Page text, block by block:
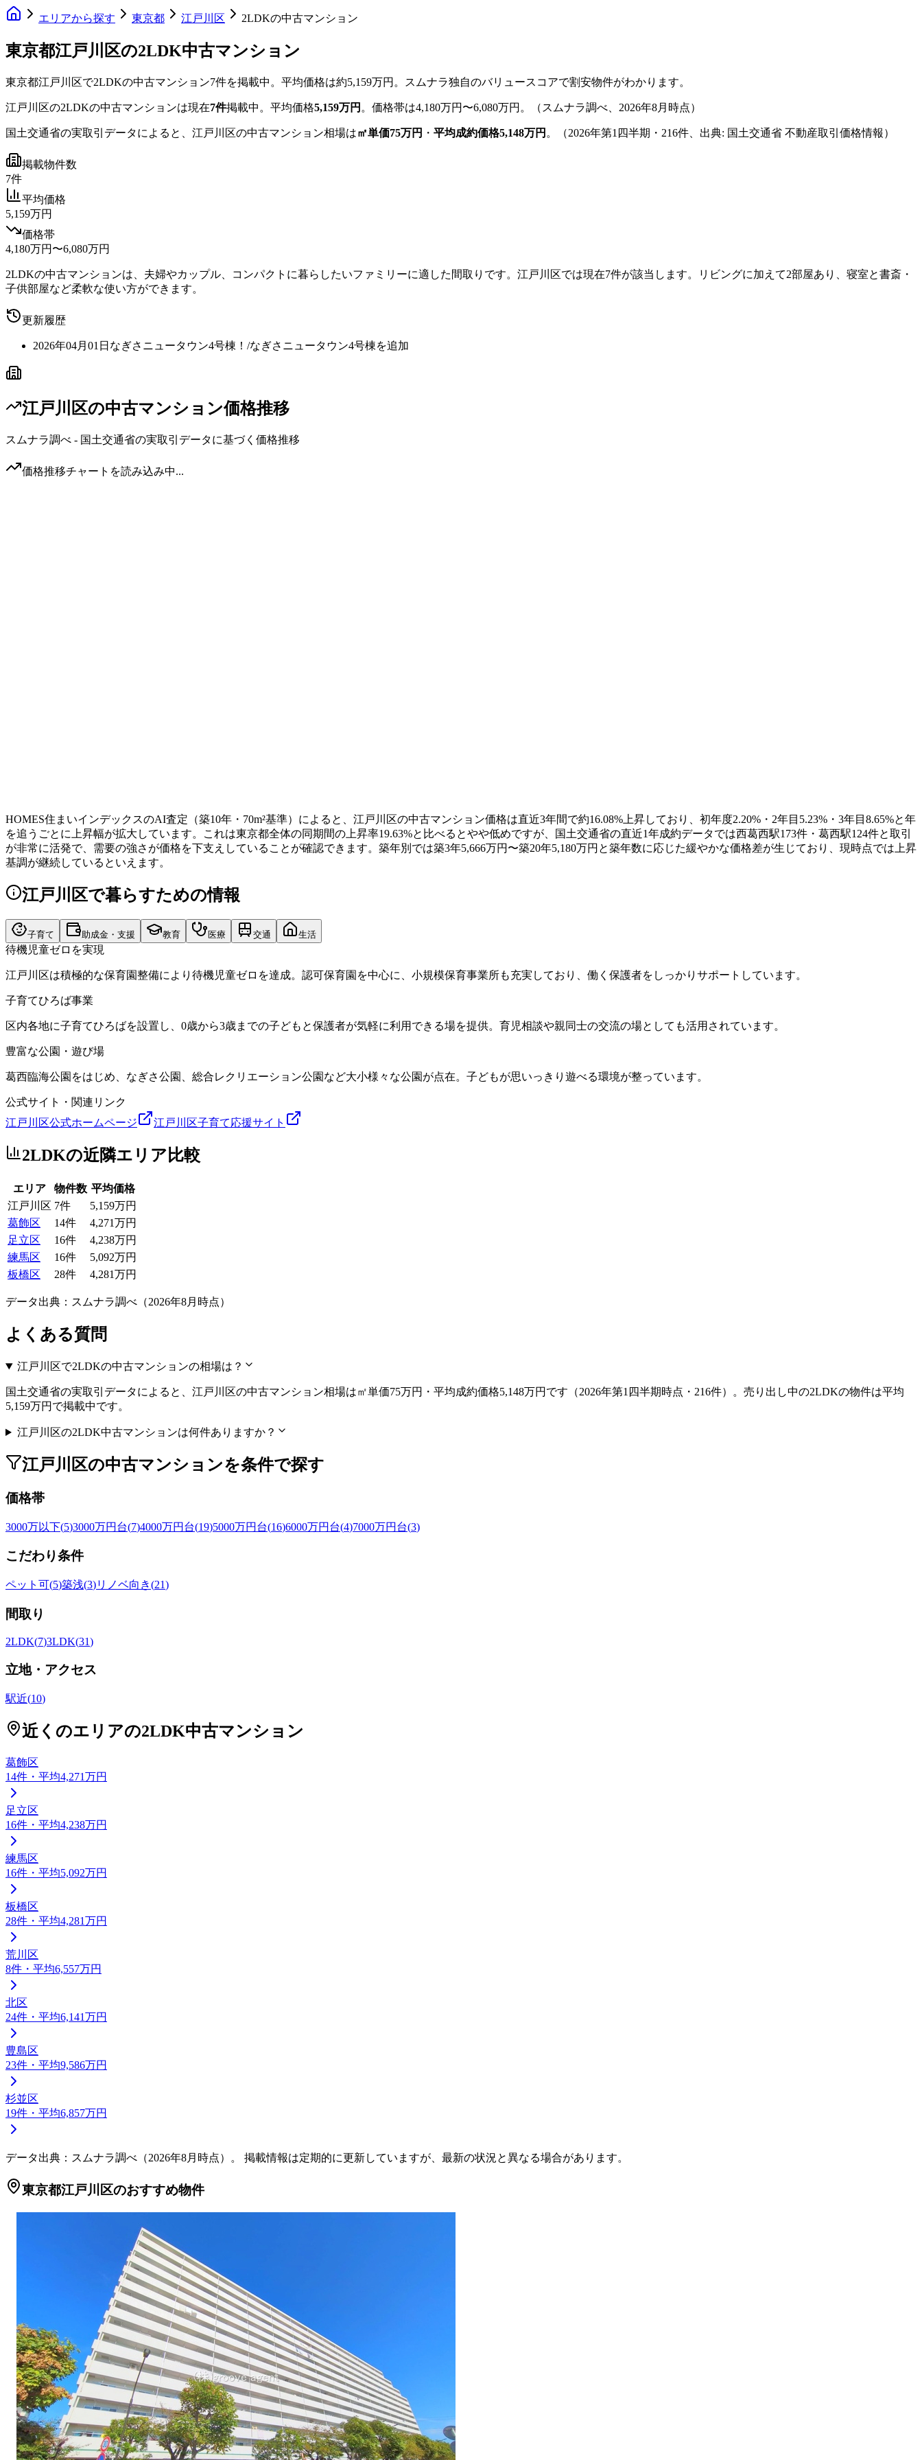
エリアから探す 東京都 江戸川区 2LDKの中古マンション
東京都江戸川区の2LDK中古マンション
東京都江戸川区で2LDKの中古マンション7件を掲載中。 平均価格は約5,159万円。 スムナラ独自のバリュースコアで割安物件がわかります。
江戸川区の2LDKの中古マンションは現在7件掲載中。 平均価格5,159万円 。 価格帯は4,180万円 〜6,080万円 。 （スムナラ調べ、 2026年8月 時点）
国土交通省の実取引データによると、 江戸川区の中古マンション相場は㎡単価75万円 ・ 平均成約価格5,148万円 。 （2026年第1四半期 ・ 216件、出典: 国土交通省 不動産取引価格情報）
掲載物件数
7件
平均価格
5,159万円
価格帯
4,180万円〜6,080万円
2LDKの中古マンションは、夫婦やカップル、コンパクトに暮らしたいファミリーに適した間取りです。江戸川区では現在7件が該当します。リビングに加えて2部屋あり、寝室と書斎・
子供部屋など柔軟な使い方ができます。
更新履歴
2026年04月01日 なぎさニュータウン4号棟！/なぎさニュータウン4号棟を追加
江戸川区の中古マンション価格推移
スムナラ調べ - 国土交通省の実取引データに基づく価格推移
価格推移チャートを読み込み中...
HOMES住まいインデックスのAI査定（築10年・70m²基準）によると、江戸川区の中古マンション価格は直近3年間で約16.08%上昇しており、初年度2.20%・2年目5.23%・3年目8.65%と年
を追うごとに上昇幅が拡大しています。これは東京都全体の同期間の上昇率19.63%と比べるとやや低めですが、国土交通省の直近1年成約データでは西葛西駅173件・葛西駅124件と取引
が非常に活発で、需要の強さが価格を下支えしていることが確認できます。築年別では築3年5,666万円〜築20年5,180万円と築年数に応じた緩やかな価格差が生じており、現時点では上昇
基調が継続しているといえます。
江戸川区で暮らすための情報
子育て 助成金・支援 教育 医療 交通 生活
待機児童ゼロを実現
江戸川区は積極的な保育園整備により待機児童ゼロを達成。認可保育園を中心に、小規模保育事業所も充実しており、働く保護者をしっかりサポートしています。
子育てひろば事業
区内各地に子育てひろばを設置し、0歳から3歳までの子どもと保護者が気軽に利用できる場を提供。育児相談や親同士の交流の場としても活用されています。
豊富な公園・遊び場
葛西臨海公園をはじめ、なぎさ公園、総合レクリエーション公園など大小様々な公園が点在。子どもが思いっきり遊べる環境が整っています。
公式サイト・関連リンク
江戸川区公式ホームページ
江戸川区子育て応援サイト
2LDKの近隣エリア比較
エリア 物件数 平均価格
江戸川区 7件
5,159万円
葛飾区
14件
4,271万円
足立区
16件
4,238万円
練馬区
16件
5,092万円
板橋区
28件 4,281万円
データ出典：スムナラ調べ（2026年8月時点）
よくある質問
江戸川区で2LDKの中古マンションの相場は？
国土交通省の実取引データによると、江戸川区の中古マンション相場は㎡単価75万円・平均成約価格5,148万円です（2026年第1四半期時点・216件）。売り出し中の2LDKの物件は平均
5,159万円で掲載中です。
江戸川区の2LDK中古マンションは何件ありますか？
江戸川区の中古マンションを条件で探す
価格帯
3000万以下(5)3000万円台(7)4000万円台(19)5000万円台(16)6000万円台(4)7000万円台(3)
こだわり条件
ペット可(5)築浅(3)リノベ向き(21)
間取り
2LDK(7)3LDK(31)
立地・アクセス
駅近(10)
近くのエリアの2LDK中古マンション
葛飾区
14件 ・平均4,271万円
足立区
16件 ・平均4,238万円
練馬区
16件 ・平均5,092万円
板橋区
28件 ・平均4,281万円
荒川区
8件 ・平均6,557万円
北区
24件 ・平均6,141万円
豊島区
23件 ・平均9,586万円
杉並区
19件 ・平均6,857万円
データ出典：スムナラ調べ（2026年8月時点）。 掲載情報は定期的に更新していますが、最新の状況と異なる場合があります。
東京都江戸川区のおすすめ物件